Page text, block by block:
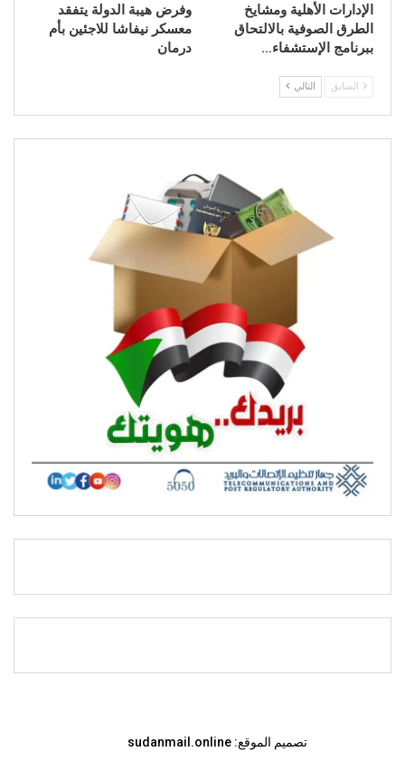
الإدارات الأهلية ومشايخ
الطرق الصوفية بالالتحاق
ببرنامج الإستشفاء…
وفرض هيبة الدولة يتفقد
معسكر نيفاشا للاجئين بأم
درمان
السابق التالي
تصميم الموقع: sudanmail.online